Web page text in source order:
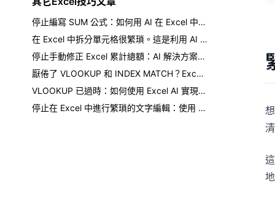
停止編寫 SUM 公式：如何用 AI 在 Excel 中取得總計
在 Excel 中拆分單元格很繁瑣。這是利用 AI 的更聰明方法。
停止手動修正 Excel 累計總額：AI 解決方案在此
厭倦了 VLOOKUP 和 INDEX MATCH？Excel AI 如何改變遊戲規則
VLOOKUP 已過時：如何使用 Excel AI 實現更快、無錯誤的數據查找
停止在 Excel 中進行繁瑣的文字編輯：使用 AI 即時替換、清理和格式化資料